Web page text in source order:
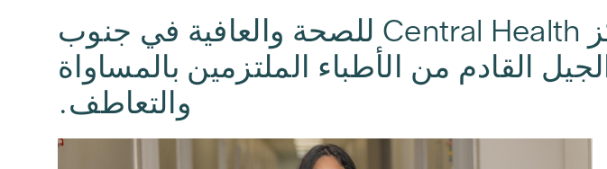
تدربت الدكتورة بريانكا جاغاناثان في مركز Central Health للصحة والعافية في جنوب
القادم من الأطباء الملتزمين بالمساواة
والتعاطف.